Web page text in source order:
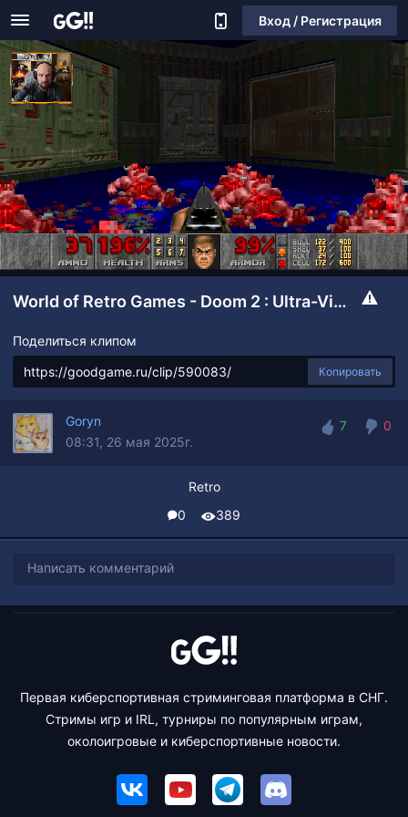
Вход / Регистрация
World of Retro Games - Doom 2 : Ultra-Violence
Поделиться клипом
Копировать
Goryn
08:31, 26 мая 2025г.
7
0
Retro
0
389
Написать комментарий
Первая киберспортивная стриминговая платформа в СНГ.
Стримы игр и IRL, турниры по популярным играм,
околоигровые и киберспортивные новости.